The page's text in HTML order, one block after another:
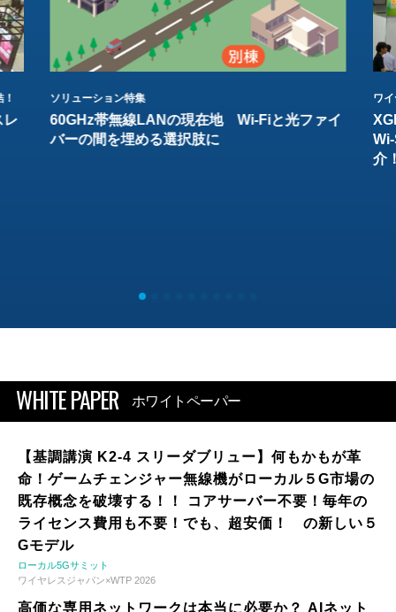
レ
ソリューション特集
60GHz帯無線LANの現在地 Wi-Fiと光ファイ
バーの間を埋める選択肢に
ワ
介
WHITE PAPER ホワイトペーパー
【基調講演 K2-4 スリーダブリュー】何もかもが革
命！ゲームチェンジャー無線機がローカル５G市場の
既存概念を破壊する！！ コアサーバー不要！毎年の
ライセンス費用も不要！でも、超安価！ の新しい５
Gモデル
ローカル5Gサミット
ワイヤレスジャパン×WTP 2026
高価な専用ネットワークは本当に必要か？ AIネット